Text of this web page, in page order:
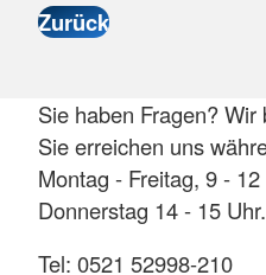
Sie haben Fragen?
Sie erreichen uns
Montag - Freitag, 9 -
Donnerstag 14 - 15 Uhr.
Tel: 0521 52998-210